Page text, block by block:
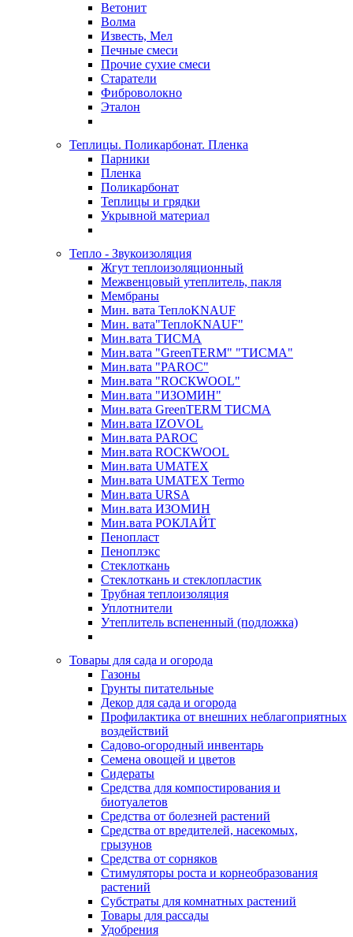
Ветонит
Волма
Известь, Мел
Печные смеси
Прочие сухие смеси
Старатели
Фиброволокно
Эталон
Теплицы. Поликарбонат. Пленка
Парники
Пленка
Поликарбонат
Теплицы и грядки
Укрывной материал
Тепло - Звукоизоляция
Жгут теплоизоляционный
Межвенцовый утеплитель, пакля
Мембраны
Мин. вата ТеплоKNAUF
Мин. вата"ТеплоKNAUF"
Мин.вата ТИСМА
Мин.вата "GreenTERM" "ТИСМА"
Мин.вата "PAROC"
Мин.вата "ROCКWOOL"
Мин.вата "ИЗОМИН"
Мин.вата GreenTERM ТИСМА
Мин.вата IZOVOL
Мин.вата PAROC
Мин.вата ROCКWOOL
Мин.вата UMATEX
Мин.вата UMATEX Termo
Мин.вата URSA
Мин.вата ИЗОМИН
Мин.вата РОКЛАЙТ
Пенопласт
Пеноплэкс
Стеклоткань
Стеклоткань и стеклопластик
Трубная теплоизоляция
Уплотнители
Утеплитель вспененный (подложка)
Товары для сада и огорода
Газоны
Грунты питательные
Декор для сада и огорода
Профилактика от внешних неблагоприятных
воздействий
Садово-огородный инвентарь
Семена овощей и цветов
Сидераты
Средства для компостирования и
биотуалетов
Средства от болезней растений
Средства от вредителей, насекомых,
грызунов
Средства от сорняков
Стимуляторы роста и корнеобразования
растений
Субстраты для комнатных растений
Товары для рассады
Удобрения